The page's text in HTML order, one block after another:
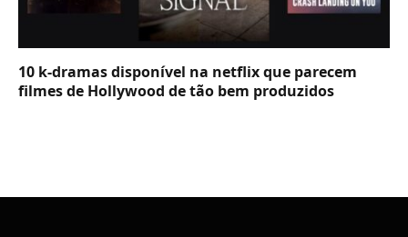
10 k-dramas disponível na netflix que parecem
filmes de Hollywood de tão bem produzidos